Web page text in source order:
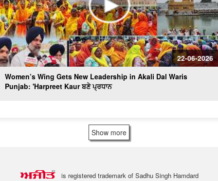
22-06-2026
Women’s Wing Gets New Leadership in Akali Dal Waris
Punjab: 'Harpreet Kaur ਬਣੇ ਪ੍ਰਧਾਨ
Show more
is registered trademark of Sadhu Singh Hamdard